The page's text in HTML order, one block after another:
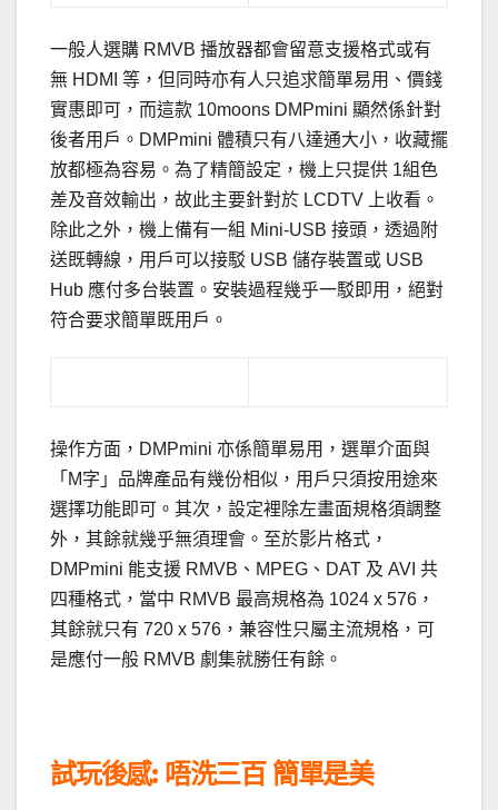
一般人選購 RMVB 播放器都會留意支援格式或有
無 HDMI 等，但同時亦有人只追求簡單易用、價錢
實惠即可，而這款 10moons DMPmini 顯然係針對
後者用戶。DMPmini 體積只有八達通大小，收藏擺
放都極為容易。為了精簡設定，機上只提供 1組色
差及音效輸出，故此主要針對於 LCDTV 上收看。
除此之外，機上備有一組 Mini-USB 接頭，透過附
送既轉線，用戶可以接駁 USB 儲存裝置或 USB
Hub 應付多台裝置。安裝過程幾乎一駁即用，絕對
符合要求簡單既用戶。
操作方面，DMPmini 亦係簡單易用，選單介面與
「M字」品牌產品有幾份相似，用戶只須按用途來
選擇功能即可。其次，設定裡除左畫面規格須調整
外，其餘就幾乎無須理會。至於影片格式，
DMPmini 能支援 RMVB、MPEG、DAT 及 AVI 共
四種格式，當中 RMVB 最高規格為 1024 x 576，
其餘就只有 720 x 576，兼容性只屬主流規格，可
是應付一般 RMVB 劇集就勝任有餘。
試玩後感: 唔洗三百 簡單是美